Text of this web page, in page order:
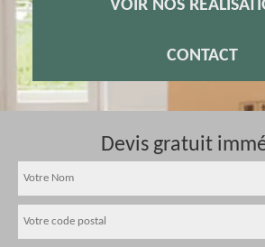
VOIR NOS
CONTACT
Devis gratuit